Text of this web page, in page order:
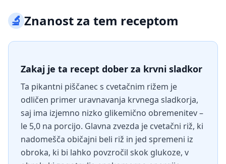
🔬Znanost za tem receptom
Zakaj je ta recept dober za krvni sladkor
Ta pikantni piščanec s cvetačnim rižem je
odličen primer uravnavanja krvnega sladkorja,
saj ima izjemno nizko glikemično obremenitev –
le 5,0 na porcijo. Glavna zvezda je cvetačni riž, ki
nadomešča običajni beli riž in jed spremeni iz
obroka, ki bi lahko povzročil skok glukoze, v